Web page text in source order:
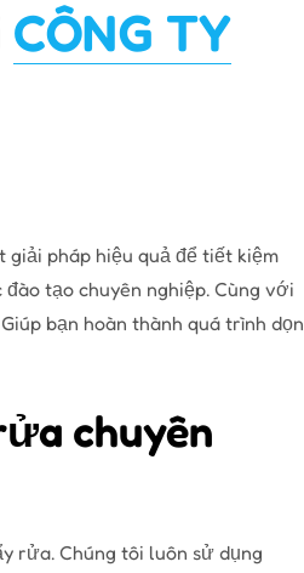
CÔNG TY
giải pháp hiệu quả để tiết kiệm
tạo chuyên nghiệp. Cùng với
bạn hoàn thành quá trình dọn
chuyên
rửa. Chúng tôi luôn sử dụng